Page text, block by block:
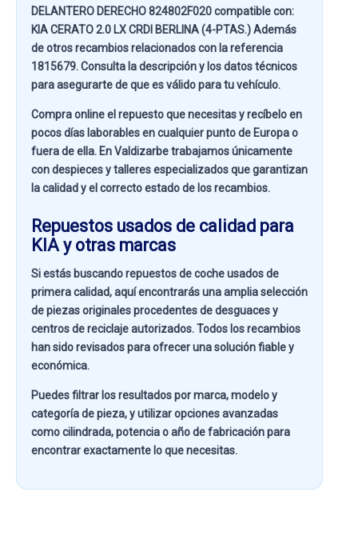
DELANTERO DERECHO 824802F020 compatible con:
KIA CERATO 2.0 LX CRDI BERLINA (4-PTAS.)Además
de otros recambios relacionados con la referencia
1815679. Consulta la descripción y los datos técnicos
para asegurarte de que es válido para tu vehículo.
Compra online el repuesto que necesitas y recíbelo en
pocos días laborables en cualquier punto de Europa o
fuera de ella. EnValdizarbetrabajamos únicamente
con despieces y talleres especializados que garantizan
la calidad y el correcto estado de los recambios.
Repuestos usados de calidad para
KIA y otras marcas
Si estás buscandorepuestos de coche usados de
primera calidad, aquí encontrarás una amplia selección
de piezas originales procedentes de desguaces y
centros de reciclaje autorizados. Todos los recambios
han sido revisados para ofrecer una solución fiable y
económica.
Puedes filtrar los resultados pormarca, modelo y
categoría de pieza, y utilizar opciones avanzadas
comocilindrada, potencia o año de fabricaciónpara
encontrar exactamente lo que necesitas.